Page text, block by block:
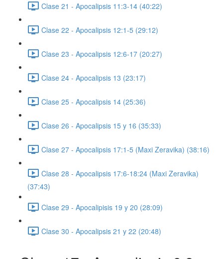
Clase 21 - Apocalipsis 11:3-14 (40:22)
Clase 22 - Apocalipsis 12:1-5 (29:12)
Clase 23 - Apocalipsis 12:6-17 (20:27)
Clase 24 - Apocalipsis 13 (23:17)
Clase 25 - Apocalipsis 14 (25:36)
Clase 26 - Apocalipsis 15 y 16 (35:33)
Clase 27 - Apocalipsis 17:1-5 (Maxi Zeravika) (38:16)
Clase 28 - Apocalipsis 17:6-18:24 (Maxi Zeravika)
(37:43)
Clase 29 - Apocalipisis 19 y 20 (28:09)
Clase 30 - Apocalipsis 21 y 22 (20:48)